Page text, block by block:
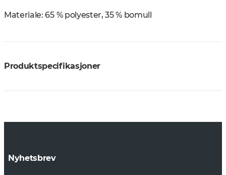
Materiale: 65 % polyester, 35 % bomull
Produktspecifikasjoner
Nyhetsbrev